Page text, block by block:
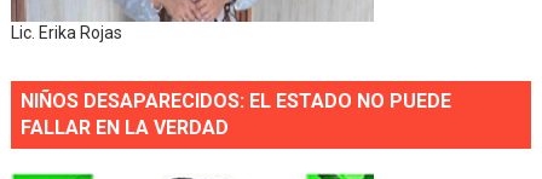
Lic. Erika Rojas
NIÑOS DESAPARECIDOS: EL ESTADO NO PUEDE
FALLAR EN LA VERDAD